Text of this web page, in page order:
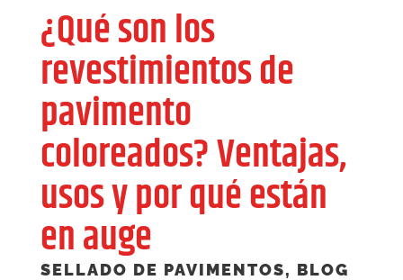
¿Qué son los
revestimientos de
pavimento
coloreados? Ventajas,
usos y por qué están
en auge
SELLADO DE PAVIMENTOS, BLOG